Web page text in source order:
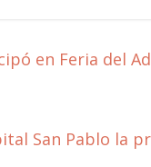
en Feria del
San Pablo la